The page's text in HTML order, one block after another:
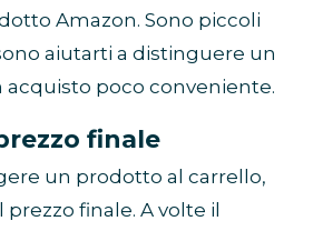
Amazon. Sono piccoli
aiutarti a distinguere un
acquisto poco conveniente.
finale
un prodotto al carrello,
finale. A volte il